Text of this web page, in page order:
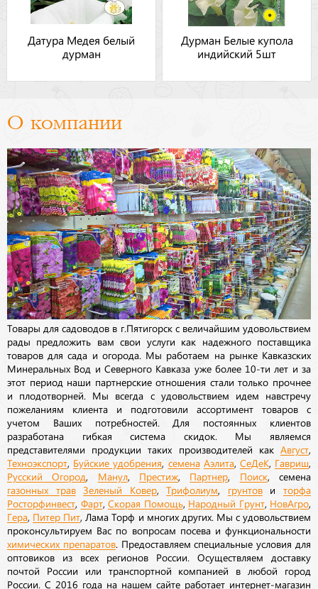
Датура Медея белый
дурман
Дурман Белые купола
индийский 5шт
О компании
Товары для садоводов в г.Пятигорск с величайшим удовольствием
рады предложить вам свои услуги как надежного поставщика
товаров для сада и огорода. Мы работаем на рынке Кавказских
Минеральных Вод и Северного Кавказа уже более 10-ти лет и за
этот период наши партнерские отношения стали только прочнее
и плодотворней. Мы всегда с удовольствием идем навстречу
пожеланиям клиента и подготовили ассортимент товаров с
учетом Ваших потребностей. Для постоянных клиентов
разработана гибкая система скидок. Мы являемся
представителями продукции таких производителей как Август
Техноэкспорт Буйские удобрения семена Аэлита, СеДеК, Гавриш
Русский Огород Манул, Престиж Партнер Поиск, семена
газонных трав Зеленый Ковер,Трифолиум грунтовиторфа
Росторфинвест Фарт, Скорая Помощь Народный Грунт, НовАгро
Гера Питер Пит , Лама Торф и многих других. Мы с удовольствием
проконсультируем Вас по вопросам посева и функциональности
химических препаратов. Предоставляем специальные условия для
оптовиков из всех регионов России. Осуществляем доставку
почтой России или транспортной компанией в любой город
России. С 2016 года на нашем сайте работает интернет-магазин